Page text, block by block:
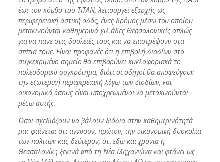
έως τον κόμβο του ΤΙΤΑΝ, λειτουργεί εξαρχής ως
περιφερειακή αστική οδός, ένας δρόμος μέσω του οποίου
μετακινούνται καθημερινά χιλιάδες Θεσσαλονικείς απλώς
για να πάνε στις δουλειές τους και να επιστρέψουν στα
σπίτια τους. Είναι προφανές ότι η επιβολή διοδίων στο
συγκεκριμένο σημείο θα επιβαρύνει κυκλοφοριακά το
πολεοδομικό συγκρότημα, διότι οι οδηγοί θα αποφεύγουν
την εξωτερική περιφερειακή λόγω των διοδίων, και
οικονομικά όσους είναι υποχρεωμένοι να μετακινούνται
μέσω αυτής.
Όσοι σχεδιάζουν να βάλουν διόδια στην καθημερινότητά
μας φαίνεται ότι αγνοούν, πρώτον, την οικονομική δυσκολία
των πολιτών και, δεύτερον, ότι εδώ και χρόνια η
Θεσσαλονίκη ξεκινά από τη Νέα Μηχανιώνα και φτάνει ως